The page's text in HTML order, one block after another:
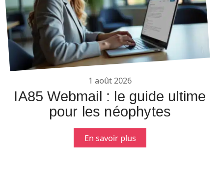
1 août 2026
IA85 Webmail : le guide ultime
pour les néophytes
En savoir plus